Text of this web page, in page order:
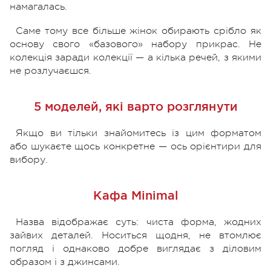
намагалась.
Саме тому все більше жінок обирають срібло як
основу свого «базового» набору прикрас. Не
колекція заради колекції — а кілька речей, з якими
не розлучаєшся.
5 моделей, які варто розглянути
Якщо ви тільки знайомитесь із цим форматом
або шукаєте щось конкретне — ось орієнтири для
вибору.
Кафа Minimal
Назва відображає суть: чиста форма, жодних
зайвих деталей. Носиться щодня, не втомлює
погляд і однаково добре виглядає з діловим
образом і з джинсами.